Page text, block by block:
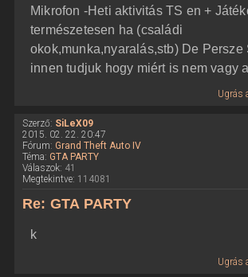
Mikrofon -Heti aktivitás TS en +
természetesen ha (családi
okok,munka,nyaralás,stb) De Persze
innen tudjuk hogy miért is nem vagy
Ugrás
Szerző: SiLeX09
2015. 02. 22. 20:47
Fórum: Grand Theft Auto IV
Téma: GTA PARTY
Válaszok: 41
Megtekintve: 114081
Re: GTA PARTY
k
Ugrás